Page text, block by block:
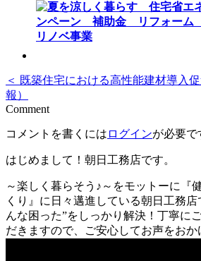
＜ 既築住宅における高性能建材導入
報）
Comment
コメントを書くには ログインが必要で
はじめまして！朝日工務店です。
～楽しく暮らそう♪～をモットーに『
くり』に日々邁進している朝日工務
んな困った”をしっかり解決！丁寧に
だきますので、ご安心してお声をおか